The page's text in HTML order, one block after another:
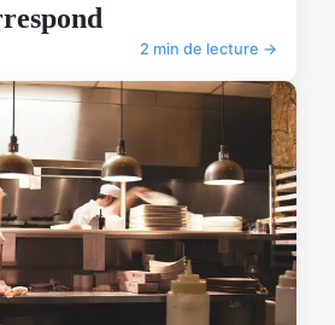
2 min de lecture →